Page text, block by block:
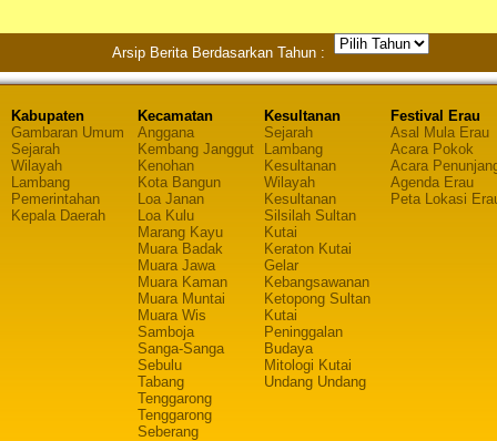
Arsip Berita Berdasarkan Tahun :
Kabupaten
Gambaran Umum
Sejarah
Wilayah
Lambang
Pemerintahan
Kepala Daerah
Kecamatan
Anggana
Kembang Janggut
Kenohan
Kota Bangun
Loa Janan
Loa Kulu
Marang Kayu
Muara Badak
Muara Jawa
Muara Kaman
Muara Muntai
Muara Wis
Samboja
Sanga-Sanga
Sebulu
Tabang
Tenggarong
Tenggarong
Seberang
Kesultanan
Sejarah
Lambang
Kesultanan
Wilayah
Kesultanan
Silsilah Sultan
Kutai
Keraton Kutai
Gelar
Kebangsawanan
Ketopong Sultan
Kutai
Peninggalan
Budaya
Mitologi Kutai
Undang Undang
Festival Erau
Asal Mula Erau
Acara Pokok
Acara
Agenda Erau
Peta Lokasi